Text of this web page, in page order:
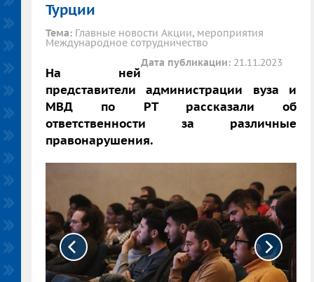
Турции
Тема: Главные новости Акции, мероприятия
Международное сотрудничество
Дата публикации: 21.11.2023
На ней
представители администрации вуза и
МВД по РТ рассказали об
ответственности за различные
правонарушения.